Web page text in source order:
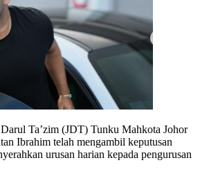
Ta’zim (JDT) Tunku Mahkota Johor
Ibrahim telah mengambil keputusan
urusan harian kepada pengurusan